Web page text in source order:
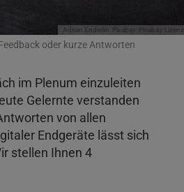
Adrian Enderlin Pixabay Pixabay-Lizenz
oder kurze Antworten
im Plenum einzuleiten
Gelernte verstanden
von allen
Endgeräte lässt sich
stellen Ihnen 4